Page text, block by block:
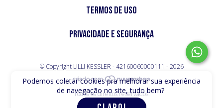
Termos de Uso
Privacidade e Segurança
© Copyright LILLI KESSLER - 42160060000111 - 2026
Todos os direitos reservados.